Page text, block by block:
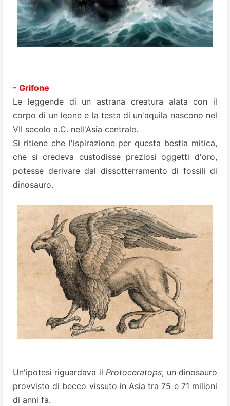
- Grifone
Le leggende di un astrana creatura alata con il
corpo di un leone e la testa di un'aquila nascono nel
VII secolo a.C. nell'Asia centrale.
Si ritiene che l'ispirazione per questa bestia mitica,
che si credeva custodisse preziosi oggetti d'oro,
potesse derivare dal dissotterramento di fossili di
dinosauro.
Un'ipotesi riguardava ilProtoceratops, un dinosauro
provvisto di becco vissuto in Asia tra 75 e 71 milioni
di anni fa.